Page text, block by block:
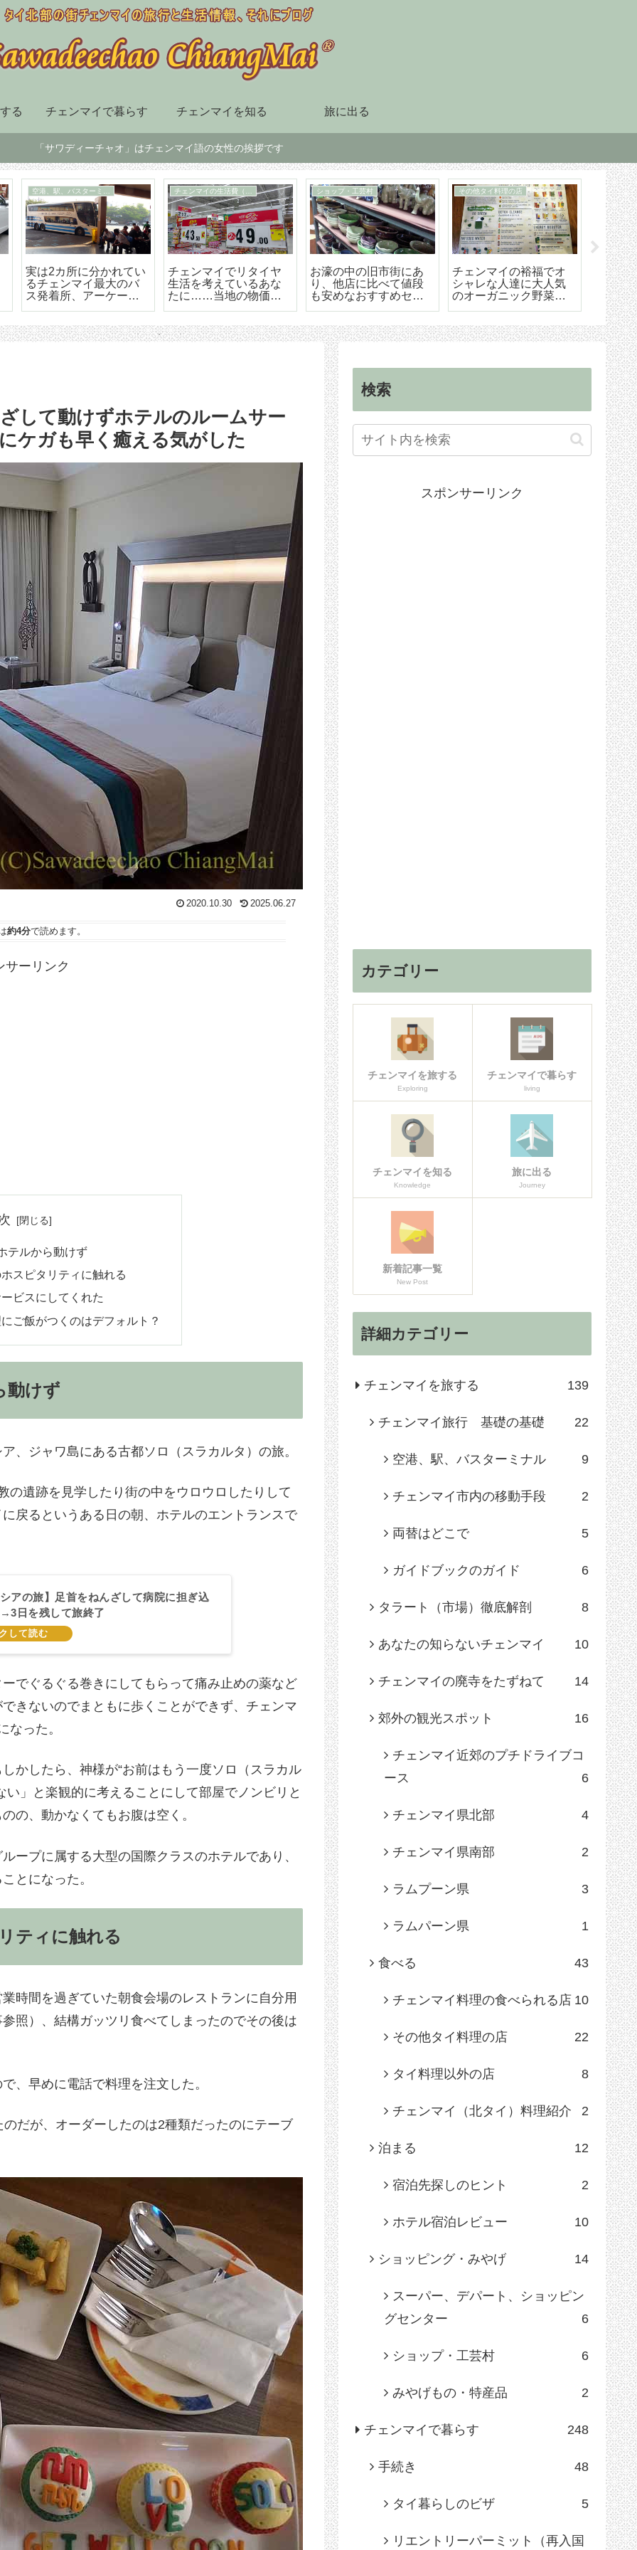
る チェンマイで暮らす チェンマイを知る 旅に出る
「サワディーチャオ」はチェンマイ語の女性の挨拶です
チェンマイ市内の移動手段
BTSも地下鉄もないチ
ェンマイはソンテウで
の移動が便利で楽しい
スーパー、デパート、ショッピングセンター
チェンマイ最大の高級
のショッピングセンタ
ー「セントラルフェス
90日レポート
「90日レポート」を提
出する
タイ暮らしのビザ
チェンマイ（タイ）長
期滞在生活のためのリ
タイヤメント（NON-
【
マイ空
ド 降
ら市内
手続き
して動けずホテルのルームサー
ケガも早く癒える気がした
2020.10.30 2025.06.27
約4分で読めます。
サーリンク
テルから動けず
スピタリティに触れる
ビスにしてくれた
ご飯がつくのはデフォルト？
動けず
、ジャワ島にある古都ソロ（スラカルタ）の旅。
の遺跡を見学したり街の中をウロウロしたりして
戻るというある日の朝、ホテルのエントランスで
アの旅】足首をねんざして病院に担ぎ込
日を残して旅終了
でぐるぐる巻きにしてもらって痛み止めの薬など
きないのでまともに歩くことができず、チェンマ
なった。
かしたら、神様が“お前はもう一度ソロ（スラカル
」と楽観的に考えることにして部屋でノンビリと
の、動かなくてもお腹は空く。
ープに属する大型の国際クラスのホテルであり、
とになった。
ティに触れる
時間を過ぎていた朝食会場のレストランに自分用
照）、結構ガッツリ食べてしまったのでその後は
、早めに電話で料理を注文した。
だが、オーダーしたのは2種類だったのにテーブ
検索
スポンサーリンク
カテゴリー
チェンマイを旅する
Exploring
チェンマイで暮らす
living
チェンマイを知る
Knowledge
旅に出る
Journey
新着記事一覧
New Post
詳細カテゴリー
チェンマイを旅する 139
チェンマイ旅行 基礎の基礎 22
空港、駅、バスターミナル 9
チェンマイ市内の移動手段 2
両替はどこで 5
ガイドブックのガイド 6
タラート（市場）徹底解剖 8
あなたの知らないチェンマイ 10
チェンマイの廃寺をたずねて 14
郊外の観光スポット 16
チェンマイ近郊のプチドライブコ
ース
6
チェンマイ県北部 4
チェンマイ県南部 2
ラムプーン県 3
ラムパーン県 1
食べる 43
チェンマイ料理の食べられる店 10
その他タイ料理の店 22
タイ料理以外の店 8
チェンマイ（北タイ）料理紹介 2
泊まる 12
宿泊先探しのヒント 2
ホテル宿泊レビュー 10
ショッピング・みやげ 14
スーパー、デパート、ショッピン
グセンター
6
ショップ・工芸村 6
みやげもの・特産品 2
チェンマイで暮らす 248
手続き 48
タイ暮らしのビザ 5
リエントリーパーミット（再入国